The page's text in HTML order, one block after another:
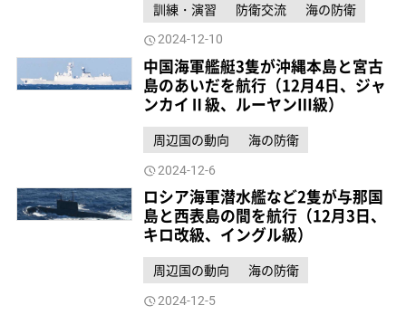
訓練・演習 防衛交流 海の防衛
2024-12-10
中国海軍艦艇3隻が沖縄本島と宮古
島のあいだを航行（12月4日、ジャ
ンカイⅡ級、ルーヤンⅢ級）
周辺国の動向 海の防衛
2024-12-6
ロシア海軍潜水艦など2隻が与那国
島と西表島の間を航行（12月3日、
キロ改級、イングル級）
周辺国の動向 海の防衛
2024-12-5